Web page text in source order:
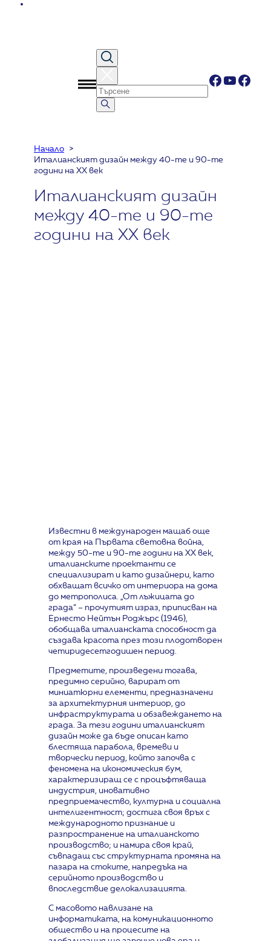
Начало
Италианският дизайн между 40-те и 90-те
години на ХХ век
Италианският дизайн
между 40-те и 90-те
години на ХХ век
Известни в международен мащаб още
от края на Първата световна война,
между 50-те и 90-те години на ХХ век,
италианските проектанти се
специализират и като дизайнери, като
обхващат всичко от интериора на дома
до метрополиса. „От лъжицата до
града“ – прочутият израз, приписван на
Ернесто Нейтън Роджърс (1946),
обобщава италианската способност да
създава красота през този плодотворен
четиридесетгодишен период.
Предметите, произведени тогава,
предимно серийно, варират от
миниатюрни елементи, предназначени
за архитектурния интериор, до
инфраструктурата и обзавеждането на
града. За тези години италианският
дизайн може да бъде описан като
блестяща парабола, времеви и
творчески период, който започва с
феномена на икономическия бум,
характеризиращ се с процъфтяваща
индустрия, иновативно
предприемачество, културна и социална
интелигентност; достига своя връх с
международното признание и
разпространение на италианското
производство; и намира своя край,
съвпадащ със структурната промяна на
пазара на стоките, напредъка на
серийното производство и
впоследствие делокализацията.
С масовото навлизане на
информатиката, на комуникационното
общество и на процесите на